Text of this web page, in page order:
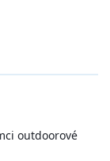
outdoorové